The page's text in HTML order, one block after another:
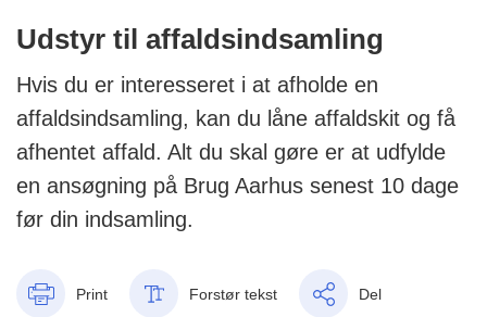
Udstyr til affaldsindsamling
Hvis du er interesseret i at afholde en
affaldsindsamling, kan du låne affaldskit og få
afhentet affald. Alt du skal gøre er at udfylde
en ansøgning på Brug Aarhus senest 10 dage
før din indsamling.
Print Forstør tekst Del